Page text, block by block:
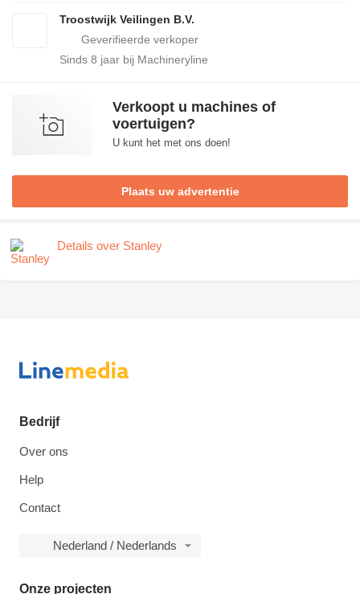
Troostwijk Veilingen B.V.
Sinds 8 jaar bij Machineryline
Verkoopt u machines of
voertuigen?
U kunt het met ons doen!
Plaats uw advertentie
Details over Stanley
Bedrijf
Over ons
Help
Contact
Nederland / Nederlands
Onze projecten